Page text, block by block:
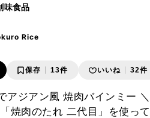
味食品
Rice
保存 13件 いいね 32件
アジアン風 焼肉バインミー
焼肉のたれ 二代目」を使っ